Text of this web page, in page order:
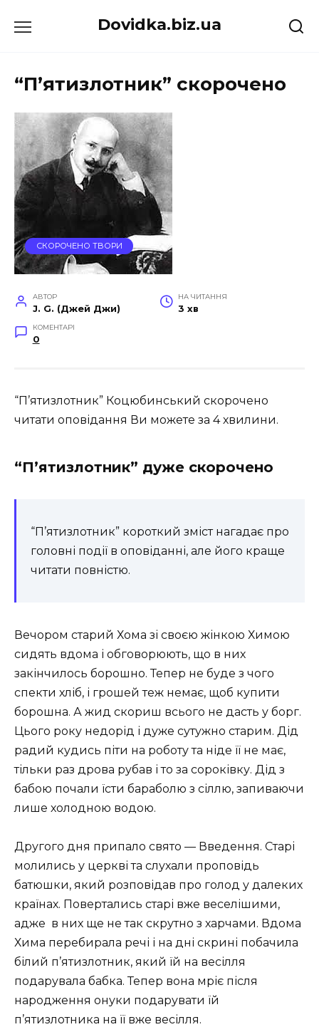
до
Dovidka.biz.ua
“П’ятизлотник” скорочено
СКОРОЧЕНО ТВОРИ
АВТОР
J. G. (Джей Джи)
НА ЧИТАННЯ
3 хв
КОМЕНТАРІ
0
“П’ятизлотник” Коцюбинський скорочено
читати оповідання Ви можете за 4 хвилини.
“П’ятизлотник” дуже скорочено
“П’ятизлотник” короткий зміст нагадає про
головні події в оповіданні, але його краще
читати повністю.
Вечором старий Хома зі своєю жінкою Химою
сидять вдома і обговорюють, що в них
закінчилось борошно. Тепер не буде з чого
спекти хліб, і грошей теж немає, щоб купити
борошна. А жид скориш всього не дасть у борг.
Цього року недорід і дуже сутужно старим. Дід
радий кудись піти на роботу та ніде її не має,
тільки раз дрова рубав і то за сороківку. Дід з
бабою почали їсти бараболю з сіллю, запиваючи
лише холодною водою.
Другого дня припало свято — Введення. Старі
молились у церкві та слухали проповідь
батюшки, який розповідав про голод у далеких
країнах. Повертались старі вже веселішими,
адже в них ще не так скрутно з харчами. Вдома
Хима перебирала речі і на дні скрині побачила
білий п’ятизлотник, який їй на весілля
подарувала бабка. Тепер вона мріє після
народження онуки подарувати їй
п’ятизлотника на її вже весілля.